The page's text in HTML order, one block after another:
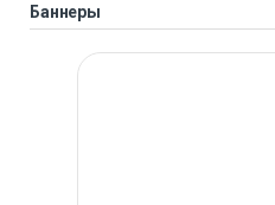
Баннеры